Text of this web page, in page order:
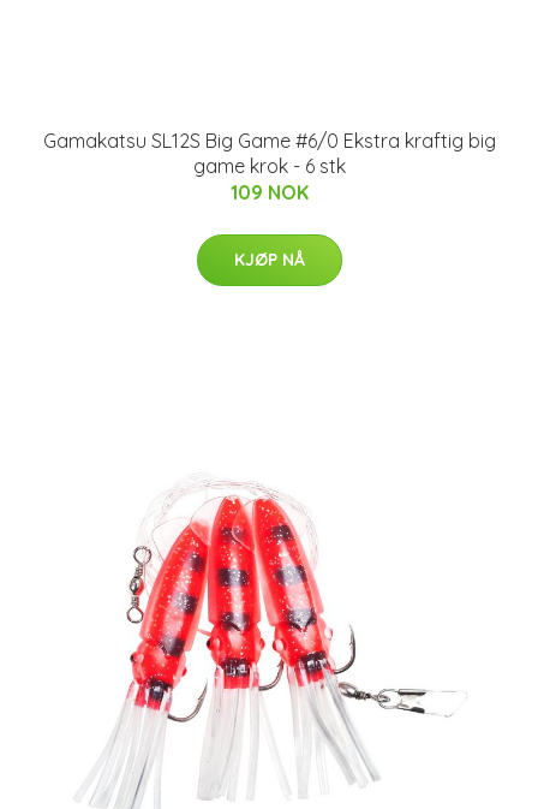
Gamakatsu SL12S Big Game #6/0 Ekstra kraftig big
game krok - 6 stk
109 NOK
KJØP NÅ